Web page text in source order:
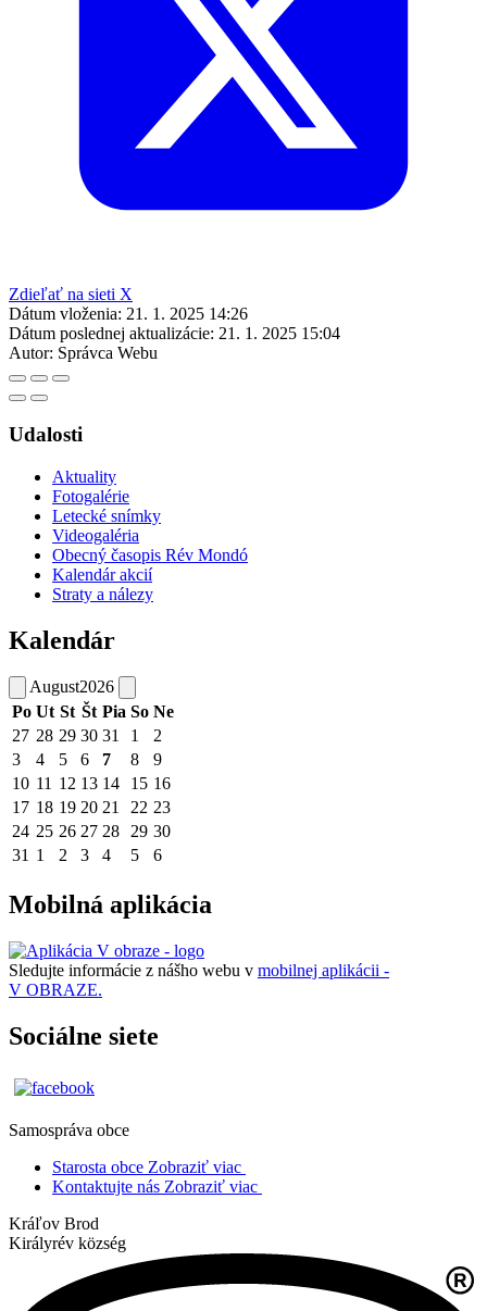
Zdieľať na sieti X
Dátum vloženia: 21. 1. 2025 14:26
Dátum poslednej aktualizácie: 21. 1. 2025 15:04
Autor: Správca Webu
Udalosti
Aktuality
Fotogalérie
Letecké snímky
Videogaléria
Obecný časopis Rév Mondó
Kalendár akcií
Straty a nálezy
Kalendár
August2026
Po Ut St Št Pia So Ne
27 28 29 30 31 1
2
3
4 5 6 7 8
9
10 11 12 13 14 15 16
17 18 19 20 21 22 23
24 25 26 27 28 29 30
31 1 2 3 4 5 6
Mobilná aplikácia
Sledujte informácie z nášho webu v mobilnej aplikácii -
V OBRAZE.
Sociálne siete
Samospráva obce
Starosta obce Zobraziť viac
Kontaktujte nás Zobraziť viac
Kráľov Brod
Királyrév község